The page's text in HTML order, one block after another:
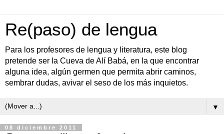
Re(paso) de lengua
Para los profesores de lengua y literatura, este blog
pretende ser la Cueva de Alí Babá, en la que encontrar
alguna idea, algún germen que permita abrir caminos,
sembrar dudas, avivar el seso de los más inquietos.
▼
08 diciembre 2011